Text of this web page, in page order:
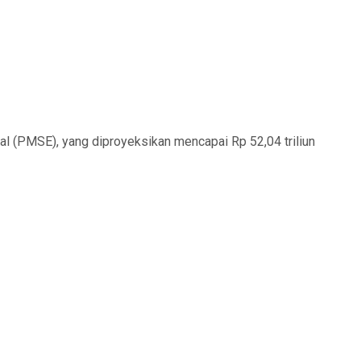
(PMSE), yang diproyeksikan mencapai Rp 52,04 triliun